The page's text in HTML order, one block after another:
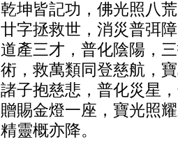
乾坤皆記功，佛光照八
廿字拯救世，消災普弭
道產三才，普化陰陽，
術，救萬類同登慈航，
諸子抱慈悲，普化災星
贈賜金燈一座，寶光照
精靈概亦降。